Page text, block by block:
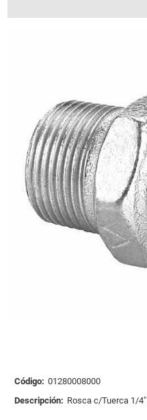
Código: 01280008000
Descripción: Rosca c/Tuerca 1/4"